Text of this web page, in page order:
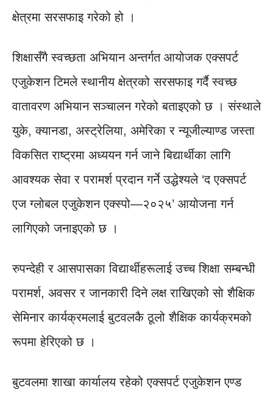
क्षेत्रमा सरसफाइ गरेको हो ।
शिक्षासँगै स्वच्छता अभियान अन्तर्गत आयोजक एक्सपर्ट
एजुकेशन टिमले स्थानीय क्षेत्रको सरसफाइ गर्दै स्वच्छ
वातावरण अभियान सञ्चालन गरेको बताइएको छ । संस्थाले
युके, क्यानडा, अस्ट्रेलिया, अमेरिका र न्यूजील्याण्ड जस्ता
विकसित राष्ट्रमा अध्ययन गर्न जाने बिद्यार्थीका लागि
आवश्यक सेवा र परामर्श प्रदान गर्ने उद्धेश्यले ‘द एक्सपर्ट
एज ग्लोबल एजुकेशन एक्स्पो—२०२५’ आयोजना गर्न
लागिएको जनाइएको छ ।
रुपन्देही र आसपासका विद्यार्थीहरूलाई उच्च शिक्षा सम्बन्धी
परामर्श, अवसर र जानकारी दिने लक्ष राखिएको साे शैक्षिक
सेमिनार कार्यक्रमलाई बुटवलकै ठूलो शैक्षिक कार्यक्रमको
रूपमा हेरिएको छ ।
बुटवलमा शाखा कार्यालय रहेको एक्सपर्ट एजुकेशन एण्ड